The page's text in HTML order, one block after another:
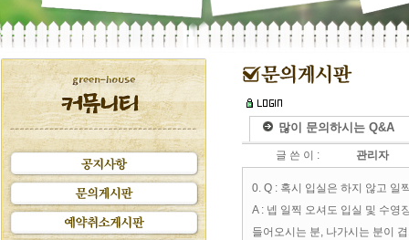
많이 문의하시는 Q&A
글 쓴 이 : 관리자
0. Q : 혹시 입실은 하지 않고 일
A : 넵 일찍 오셔도 입실 및 수영
들어오시는 분, 나가시는 분이